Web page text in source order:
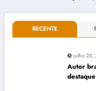
RECENTE
julho 25,
Autor